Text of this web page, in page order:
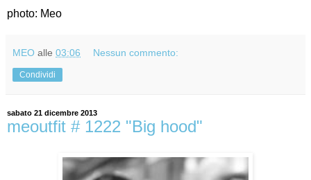
photo: Meo
MEO alle 03:06 Nessun commento:
Condividi
sabato 21 dicembre 2013
meoutfit # 1222 "Big hood"